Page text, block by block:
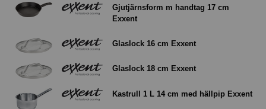
Gjutjärnsform m handtag 17 cm
Exxent
Glaslock 16 cm Exxent
Glaslock 18 cm Exxent
Kastrull 1 L 14 cm med hällpip Exxent